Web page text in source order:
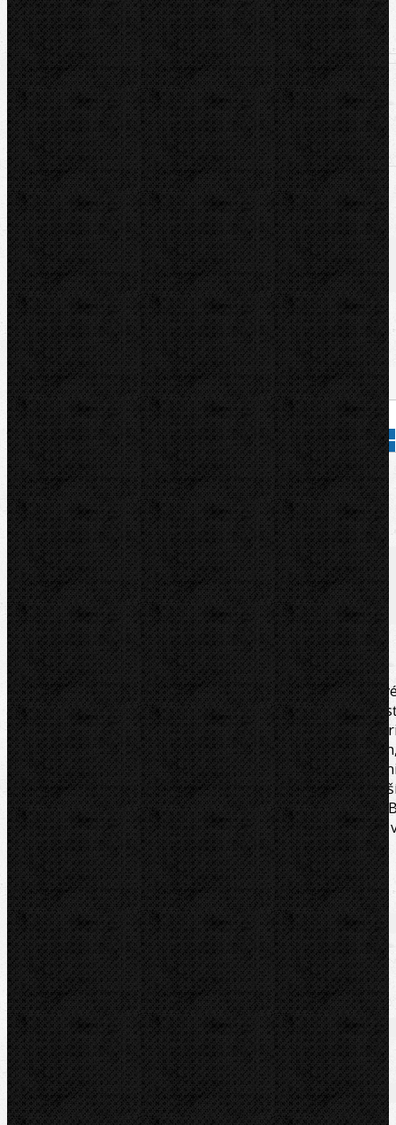
U nás zaplatíte
1 112,95 €
U nás zaplatíte s DPH
1 368,93€
Dostupnosť:
Na dotaz
Množstvo:
Pridať do košíka
Kód tovaru: 26020
Značka:
ROTHENBERGER
Popis
Súbory/Odkazy
Zaradenie
Komentáre (0)
Profesionálna pertlovacia a ohýbacia súprava na
a palivové sústavy v autopriemysle.
univerzálneho nasadenia v priemysle i v remesle,
sanitárnych, klimatizačných, hydraulických
alebo v auto dielnách a servisoch. Sada obsahuje:
rezák trubiek MINICUT I, Ø 3 – 16 mm, vnútorný-
odhrotovač trubiek, Ø 4 – 36 mm, Dvojitý pertlovač
10, ohýbačku TUBE BENDER, Ø 4,75-5-6-8-9-10 mm,
pevnom ocelovom kufríku.
Súbory/Odkazy
Návod
Katalogový list
Zaradenie
Klimatizačná technika / Pertlovačky
Vyhrdlovače / Pertlovačky(lemovače)
Komentáre